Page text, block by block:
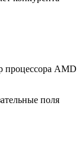
процессора AMD
поля